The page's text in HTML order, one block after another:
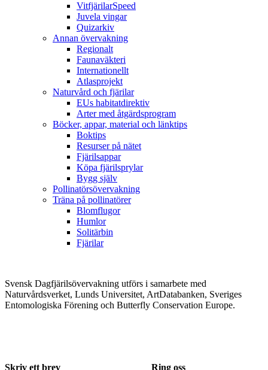
VitfjärilarSpeed
Juvela vingar
Quizarkiv
Annan övervakning
Regionalt
Faunaväkteri
Internationellt
Atlasprojekt
Naturvård och fjärilar
EUs habitatdirektiv
Arter med åtgärdsprogram
Böcker, appar, material och länktips
Boktips
Resurser på nätet
Fjärilsappar
Köpa fjärilsprylar
Bygg själv
Pollinatörsövervakning
Träna på pollinatörer
Blomflugor
Humlor
Solitärbin
Fjärilar
Svensk Dagfjärilsövervakning utförs i samarbete med
Naturvårdsverket, Lunds Universitet, ArtDatabanken, Sveriges
Entomologiska Förening och Butterfly Conservation Europe.
Skriv ett brev Ring oss